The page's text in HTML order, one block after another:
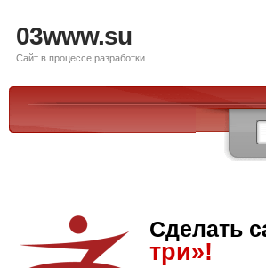
03www.su
Сайт в процессе разработки
Сделать
три»!